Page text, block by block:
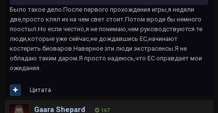
Было такое дело.После первого прохождения игры,я недели
две,просто клял их на чем свет стоит.Потом вроде бы немного
поостыл.Но если честно,я не понимаю,чем руководствуются те
люди,которые уже сейчас,не дождавшись ЕС,начинают
костерить биоваров.Наверное эти люди экстрасенсы.Я не
обладаю таким даром.Я просто надеюсь,что ЕС оправдает мои
ожидания.
Цитата
Gaara Shepard 167